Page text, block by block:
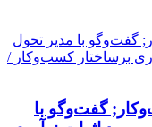
گفت‌وگو با